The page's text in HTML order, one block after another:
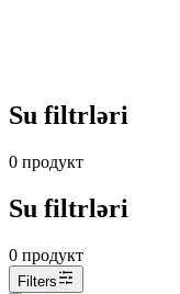
Su filtrləri
0 продукт
Su filtrləri
0 продукт
Filters